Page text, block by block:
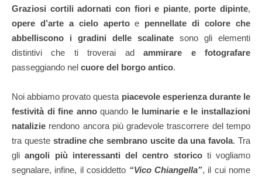
Graziosi cortili adornati con fiori e piante, porte dipinte,
opere d’arte a cielo apertoe pennellate di colore che
abbelliscono i gradini delle scalinate sono gli elementi
distintivi che ti troverai adammirare e fotografare
passeggiando nel cuore del borgo antico.
Noi abbiamo provato questa piacevole esperienza durante le
festività di fine annoquando le luminarie e le installazioni
natalizie rendono ancora più gradevole trascorrere del tempo
tra queste stradine che sembrano uscite da una favola. Tra
gliangoli più interessanti del centro storicoti vogliamo
segnalare, infine, il cosiddetto “Vico Chiangella”, il cui nome